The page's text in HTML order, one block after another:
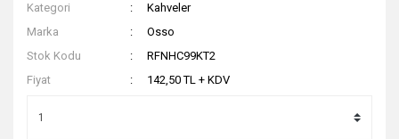
Kategori
Kahveler
Marka
Osso
Stok Kodu
RFNHC99KT2
Fiyat
142,50 TL + KDV